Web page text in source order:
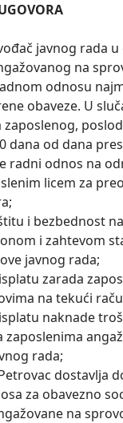
javnog rada u
na
odnosu
obaveze. U
dana od dana
radni odnos na
licem za
i bezbednost
i zahtevom
javnog rada;
zarada
na tekući
naknade
zaposlenima
rada;
dostavlja
za obavezno
na